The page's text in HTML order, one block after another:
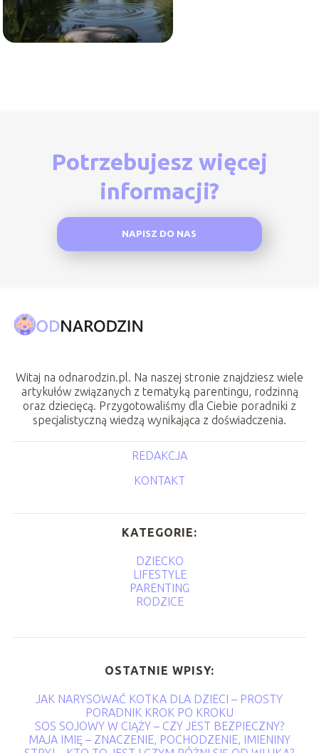
Potrzebujesz więcej
informacji?
NAPISZ DO NAS
Witaj na odnarodzin.pl. Na naszej stronie znajdziesz wiele
artykułów związanych z tematyką parentingu, rodzinną
oraz dziecięcą. Przygotowaliśmy dla Ciebie poradniki z
specjalistyczną wiedzą wynikająca z doświadczenia.
REDAKCJA
KONTAKT
KATEGORIE:
DZIECKO
LIFESTYLE
PARENTING
RODZICE
OSTATNIE WPISY:
JAK NARYSOWAĆ KOTKA DLA DZIECI – PROSTY
PORADNIK KROK PO KROKU
SOS SOJOWY W CIĄŻY – CZY JEST BEZPIECZNY?
MAJA IMIĘ – ZNACZENIE, POCHODZENIE, IMIENINY